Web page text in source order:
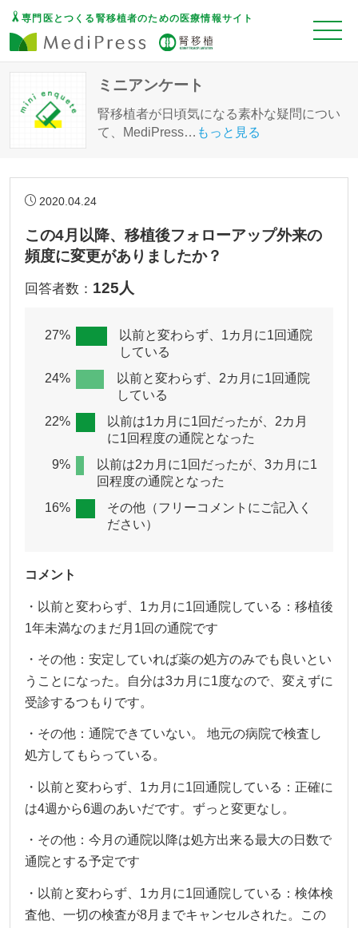
専門医とつくる腎移植者のための医療情報サイト
ミニアンケート
腎移植者が日頃気になる素朴な疑問につい
て、MediPress… もっと見る
2020.04.24
この4月以降、移植後フォローアップ外来の
頻度に変更がありましたか？
回答者数： 125人
27%
以前と変わらず、1カ月に1回通院
している
24%
以前と変わらず、2カ月に1回通院
している
22%
以前は1カ月に1回だったが、2カ月
に1回程度の通院となった
9%
以前は2カ月に1回だったが、3カ月に1
回程度の通院となった
16%
その他（フリーコメントにご記入く
ださい）
コメント
・以前と変わらず、1カ月に1回通院している：移植後
1年未満なのまだ月1回の通院です
・その他：安定していれば薬の処方のみでも良いとい
うことになった。自分は3カ月に1度なので、変えずに
受診するつもりです。
・その他：通院できていない。 地元の病院で検査し
処方してもらっている。
・以前と変わらず、1カ月に1回通院している：正確に
は4週から6週のあいだです。ずっと変更なし。
・その他：今月の通院以降は処方出来る最大の日数で
通院とする予定です
・以前と変わらず、1カ月に1回通院している：検体検
査他、一切の検査が8月までキャンセルされた。この